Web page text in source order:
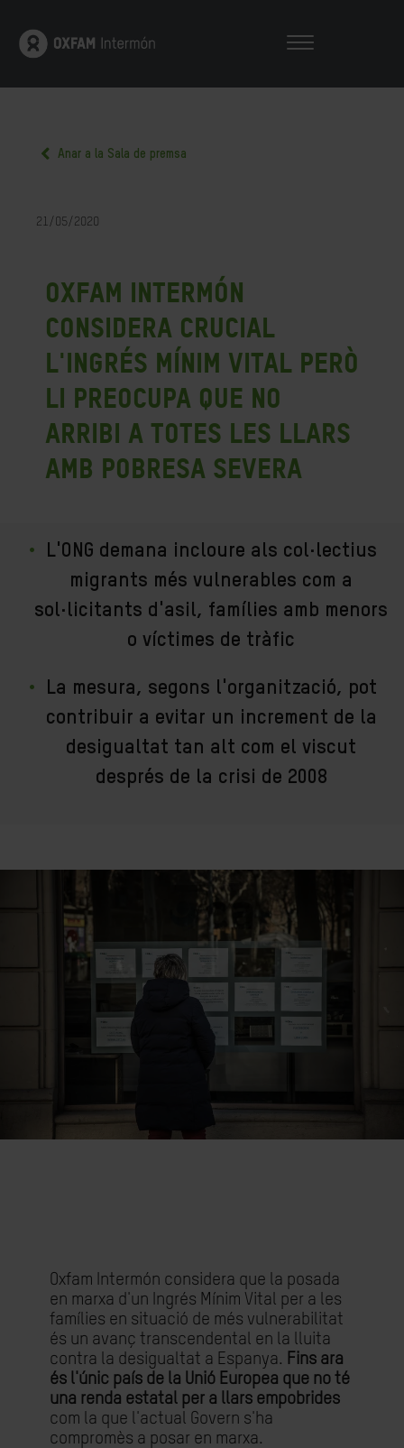
Anar a la Sala de premsa
21/05/2020
Oxfam Intermón
considera crucial
l'Ingrés Mínim Vital però
li preocupa que no
arribi a totes les llars
amb pobresa severa
L'ONG demana incloure als col·lectius
migrants més vulnerables com a
sol·licitants d'asil, famílies amb menors
o víctimes de tràfic
La mesura, segons l'organització, pot
contribuir a evitar un increment de la
desigualtat tan alt com el viscut
després de la crisi de 2008
Oxfam Intermón considera que la posada
en marxa d'un Ingrés Mínim Vital per a les
famílies en situació de més vulnerabilitat
és un avanç transcendental en la lluita
contra la desigualtat a Espanya. Fins ara
és l'únic país de la Unió Europea que no té
una renda estatal per a llars empobrides
com la que l'actual Govern s'ha
compromès a posar en marxa.